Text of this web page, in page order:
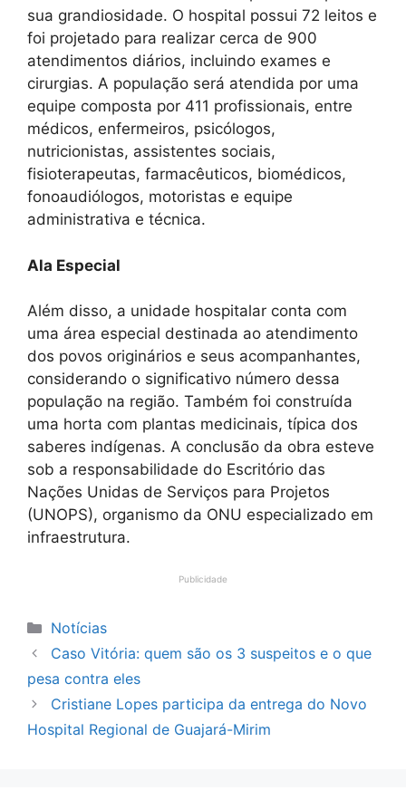
sua grandiosidade. O hospital possui 72 leitos e
foi projetado para realizar cerca de 900
atendimentos diários, incluindo exames e
cirurgias. A população será atendida por uma
equipe composta por 411 profissionais, entre
médicos, enfermeiros, psicólogos,
nutricionistas, assistentes sociais,
fisioterapeutas, farmacêuticos, biomédicos,
fonoaudiólogos, motoristas e equipe
administrativa e técnica.
Ala Especial
Além disso, a unidade hospitalar conta com
uma área especial destinada ao atendimento
dos povos originários e seus acompanhantes,
considerando o significativo número dessa
população na região. Também foi construída
uma horta com plantas medicinais, típica dos
saberes indígenas. A conclusão da obra esteve
sob a responsabilidade do Escritório das
Nações Unidas de Serviços para Projetos
(UNOPS), organismo da ONU especializado em
infraestrutura.
Publicidade
Categorias
Notícias
Caso Vitória: quem são os 3 suspeitos e o que
pesa contra eles
Cristiane Lopes participa da entrega do Novo
Hospital Regional de Guajará-Mirim